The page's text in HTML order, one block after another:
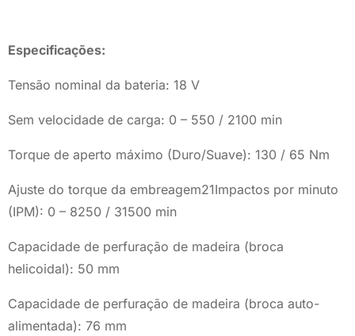
Especificações:
Tensão nominal da bateria: 18 V
Sem velocidade de carga: 0 – 550 / 2100 min
Torque de aperto máximo (Duro/Suave): 130 / 65 Nm
Ajuste do torque da embreagem21Impactos por minuto
(IPM): 0 – 8250 / 31500 min
Capacidade de perfuração de madeira (broca
helicoidal): 50 mm
Capacidade de perfuração de madeira (broca auto-
alimentada): 76 mm